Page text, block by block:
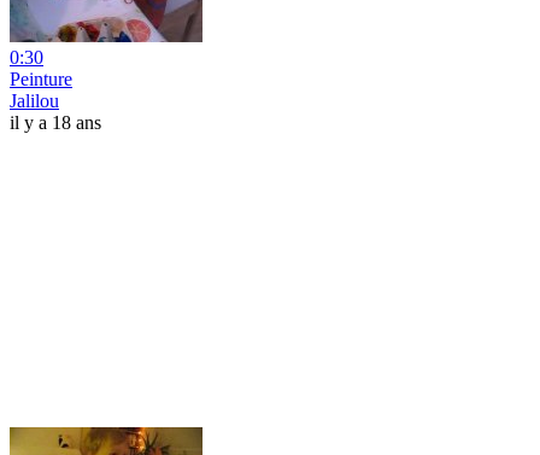
0:30
Peinture
Jalilou
il y a 18 ans